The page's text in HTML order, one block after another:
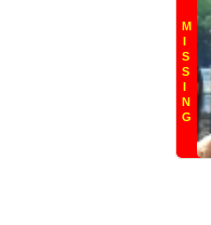
M
I
S
S
I
N
G